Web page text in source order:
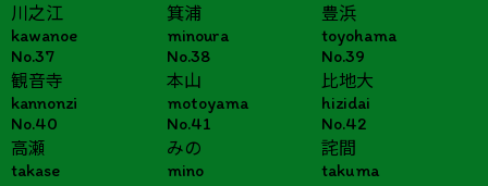
川之江
kawanoe
箕浦
minoura
豊浜
toyohama
No.37
観音寺
kannonzi
No.38
本山
motoyama
No.39
比地大
hizidai
No.40
高瀬
takase
No.41
みの
mino
No.42
詫間
takuma